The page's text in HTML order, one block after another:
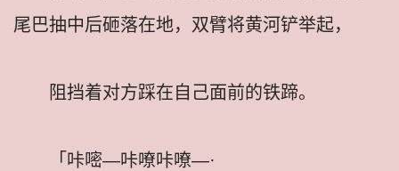
尾巴抽中后砸落在地，双臂将黄河铲举起，
阻挡着对方踩在自己面前的铁蹄。
「咔嘧—咔嘹咔嘹—·